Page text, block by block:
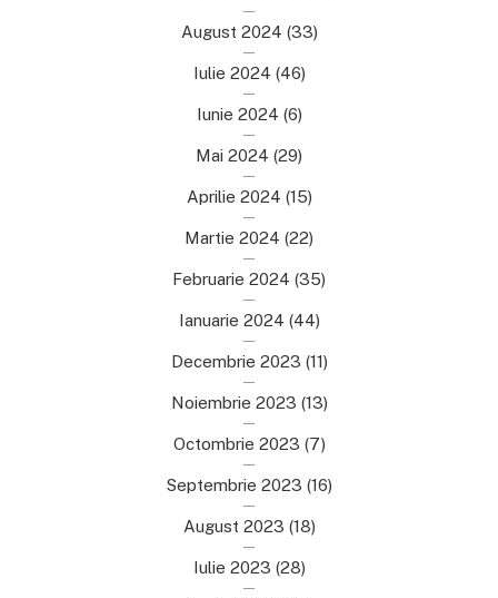
August 2024 (33)
Iulie 2024 (46)
Iunie 2024 (6)
Mai 2024 (29)
Aprilie 2024 (15)
Martie 2024 (22)
Februarie 2024 (35)
Ianuarie 2024 (44)
Decembrie 2023 (11)
Noiembrie 2023 (13)
Octombrie 2023 (7)
Septembrie 2023 (16)
August 2023 (18)
Iulie 2023 (28)